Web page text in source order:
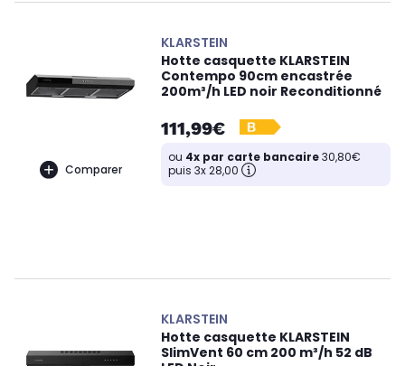
Comparer
KLARSTEIN
Hotte casquette KLARSTEIN
Contempo 90cm encastrée
200m³/h LED noir Reconditionné
111,99€
ou 4x par carte bancaire30,80€
puis 3x 28,00
KLARSTEIN
Hotte casquette KLARSTEIN
SlimVent 60 cm 200 m³/h 52 dB